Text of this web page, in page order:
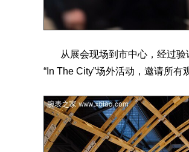
从展会现场到市中心，经过验
“In The City”场外活动，邀请所有